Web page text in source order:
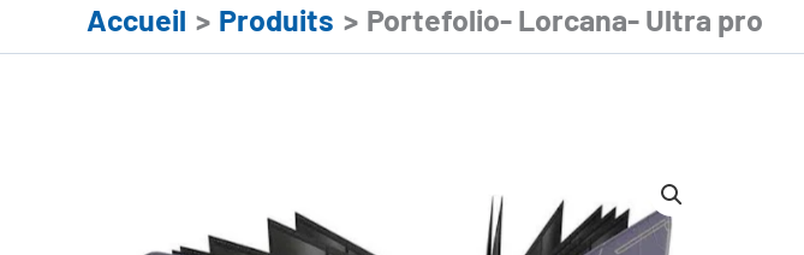
Accueil Produits Portefolio- Lorcana- Ultra pro